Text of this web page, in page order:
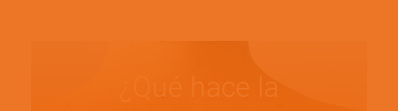
¿Qué hace la